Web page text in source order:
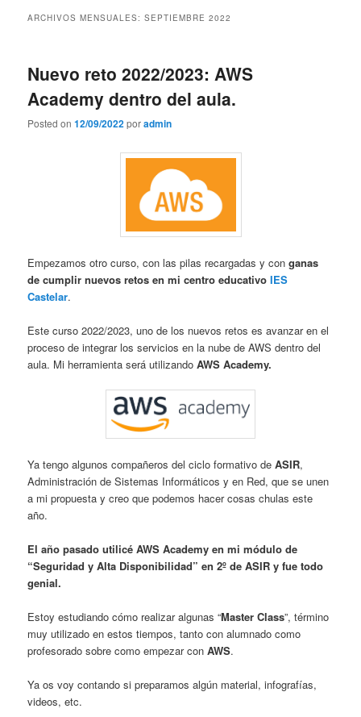
ARCHIVOS MENSUALES:SEPTIEMBRE 2022
Nuevo reto 2022/2023: AWS
Academy dentro del aula.
Posted on12/09/2022poradmin
Empezamos otro curso, con las pilas recargadas y conganas
de cumplir nuevos retos en mi centro educativoIES
Castelar.
Este curso 2022/2023, uno de los nuevos retos es avanzar en el
proceso de integrar los servicios en la nube de AWS dentro del
aula. Mi herramienta será utilizandoAWS Academy.
Ya tengo algunos compañeros del ciclo formativo deASIR,
Administración de Sistemas Informáticos y en Red, que se unen
a mi propuesta y creo que podemos hacer cosas chulas este
año.
El año pasado utilicé AWS Academy en mi módulo de
“Seguridad y Alta Disponibilidad” en 2º de ASIR y fue todo
genial.
Estoy estudiando cómo realizar algunas “Master Class”, término
muy utilizado en estos tiempos, tanto con alumnado como
profesorado sobre como empezar conAWS.
Ya os voy contando si preparamos algún material, infografías,
videos, etc.